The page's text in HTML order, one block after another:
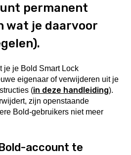
permanent
wat je daarvoor
je je Bold Smart Lock
eigenaar of verwijderen uit je
(in deze handleiding).
zijn openstaande
Bold-gebruikers niet meer
account te